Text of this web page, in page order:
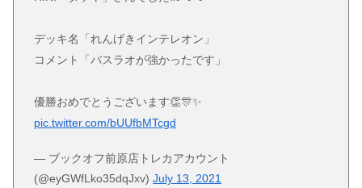
デッキ名「れんげきインテレオン」
コメント「バスラオが強かったです」
優勝おめでとうございます👏🎊✨
pic.twitter.com/bUUfbMTcgd
— ブックオフ前原店トレカアカウント
(@eyGWfLko35dqJxv)July 13, 2021